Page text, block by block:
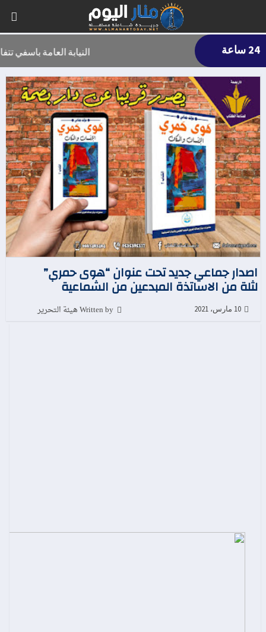
24 ساعة النيابة العامة باسفي
اصدار جماعي جديد تحت عنوان “هوى حمري”
لثلة من الاساتذة المبدعين من الشماعية
10 مارس، 2021